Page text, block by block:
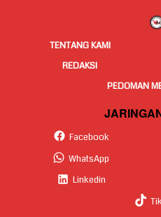
TENTANG KAMI
REDAKSI
PEDOMAN
Facebook
WhatsApp
Linkedin